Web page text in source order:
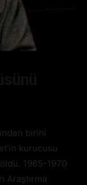
birini
kurucusu
1965-1970
Araştırma